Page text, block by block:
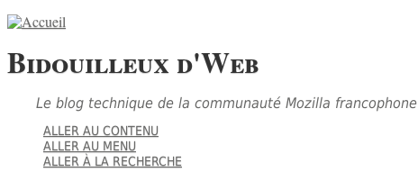
Bidouilleux d'Web
Le blog technique de la communauté Mozilla francophone
ALLER AU CONTENU
ALLER AU MENU
ALLER À LA RECHERCHE